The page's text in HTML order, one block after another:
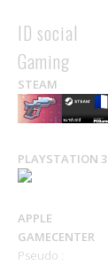
ID social
Gaming
STEAM
PLAYSTATION 3
APPLE
GAMECENTER
Pseudo :